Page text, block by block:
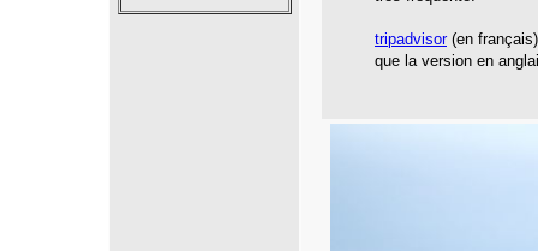
tripadvisor(en
que la version en